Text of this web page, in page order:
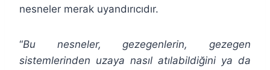
nesneler merak uyandırıcıdır.
“Bu nesneler, gezegenlerin, gezegen
sistemlerinden uzaya nasıl atılabildiğini ya da